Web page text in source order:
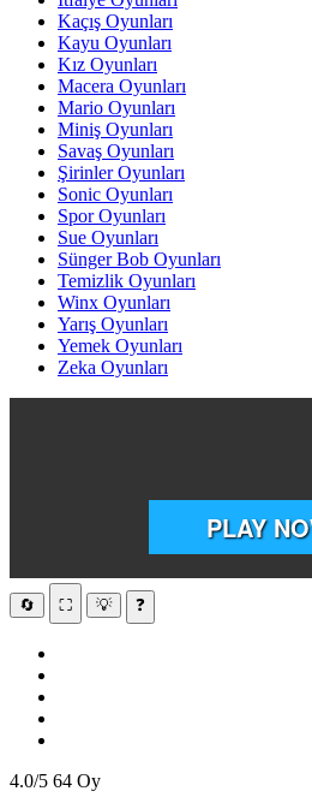
Kaçış Oyunları
Kayu Oyunları
Kız Oyunları
Macera Oyunları
Mario Oyunları
Miniş Oyunları
Savaş Oyunları
Şirinler Oyunları
Sonic Oyunları
Spor Oyunları
Sue Oyunları
Sünger Bob Oyunları
Temizlik Oyunları
Winx Oyunları
Yarış Oyunları
Yemek Oyunları
Zeka Oyunları
🔄 ⛶ 💡 ❓
4.0/5 64 Oy